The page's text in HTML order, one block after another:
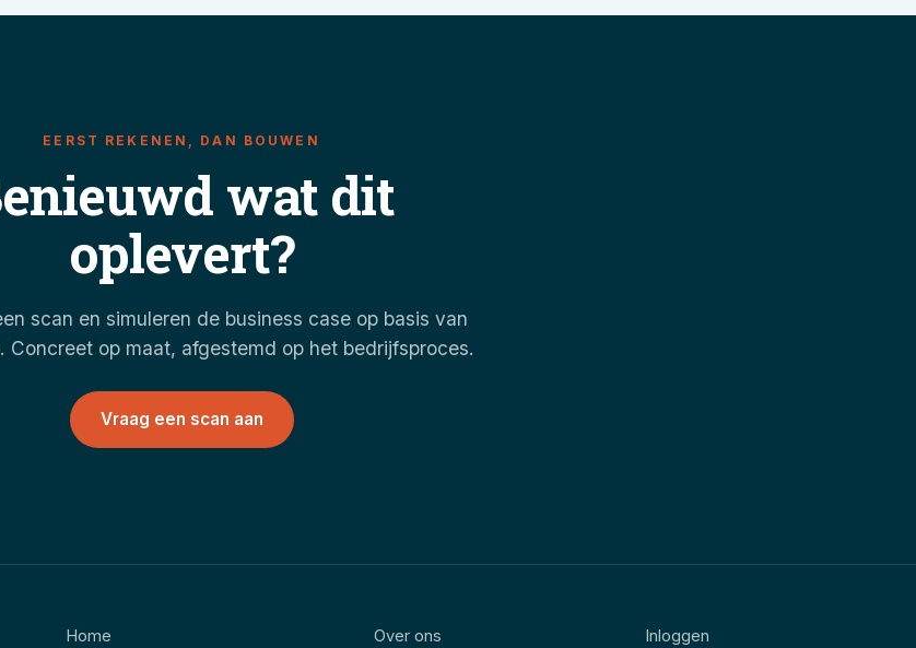
EERST REKENEN, DAN BOUWEN
wat dit
oplevert?
scan en simuleren de business case op basis van
Concreet op maat, afgestemd op het bedrijfsproces.
Vraag een scan aan
Home Over ons Inloggen